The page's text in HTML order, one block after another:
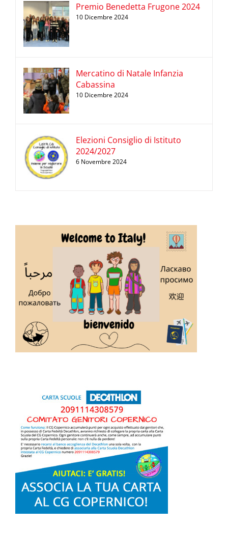
Premio Benedetta Frugone 2024
10 Dicembre 2024
Mercatino di Natale Infanzia
Cabassina
10 Dicembre 2024
Elezioni Consiglio di Istituto
2024/2027
6 Novembre 2024